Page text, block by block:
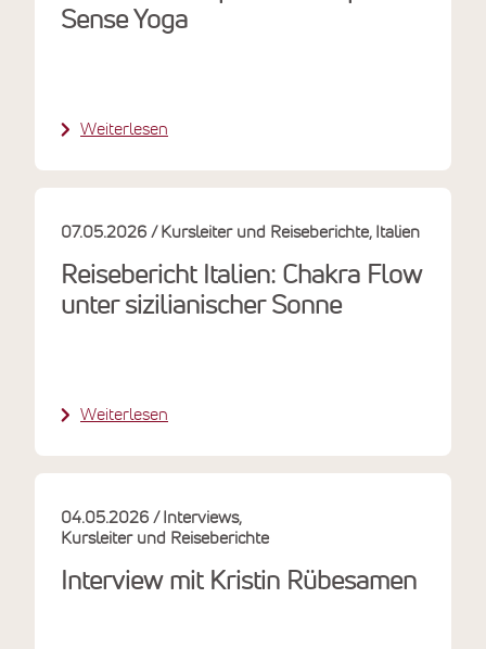
Sense Yoga
Weiterlesen
Reisebericht Italien: Chakra Flow
unter sizilianischer Sonne
07.05.2026 Kursleiter und Reiseberichte Italien
Weiterlesen
Interview mit Kristin Rübesamen
04.05.2026
Interviews
Kursleiter und Reiseberichte